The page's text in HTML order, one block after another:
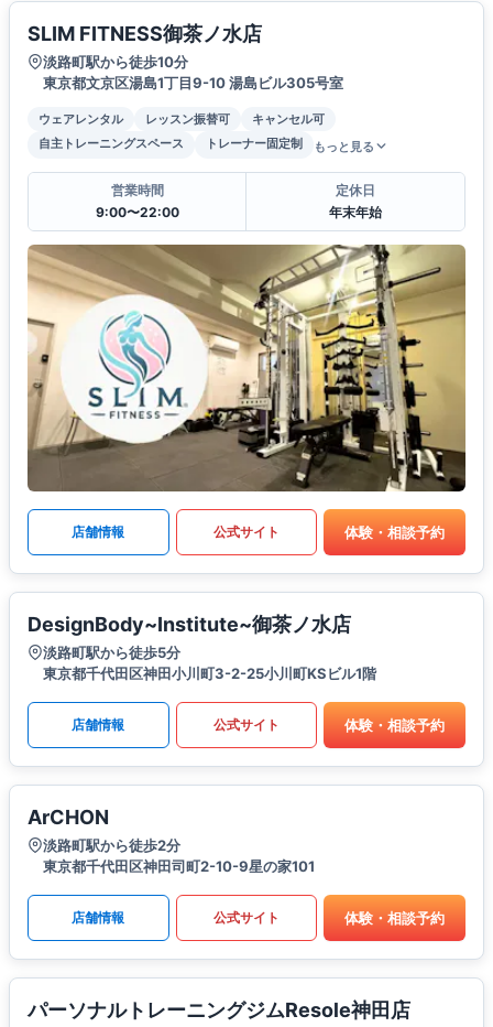
SLIM FITNESS御茶ノ水店
淡路町駅から徒歩10分
東京都文京区湯島1丁目9-10 湯島ビル305号室
ウェアレンタル レッスン振替可
キャンセル可
自主トレーニングスペース
トレーナー固定制 もっと見る
営業時間
9:00〜22:00
定休日
年末年始
店舗情報 公式サイト 体験・相談予約
DesignBody~Institute~御茶ノ水店
淡路町駅から徒歩5分
東京都千代田区神田小川町3-2-25小川町KSビル1階
店舗情報 公式サイト 体験・相談予約
ArCHON
淡路町駅から徒歩2分
東京都千代田区神田司町2-10-9星の家101
店舗情報 公式サイト 体験・相談予約
パーソナルトレーニングジムResole神田店